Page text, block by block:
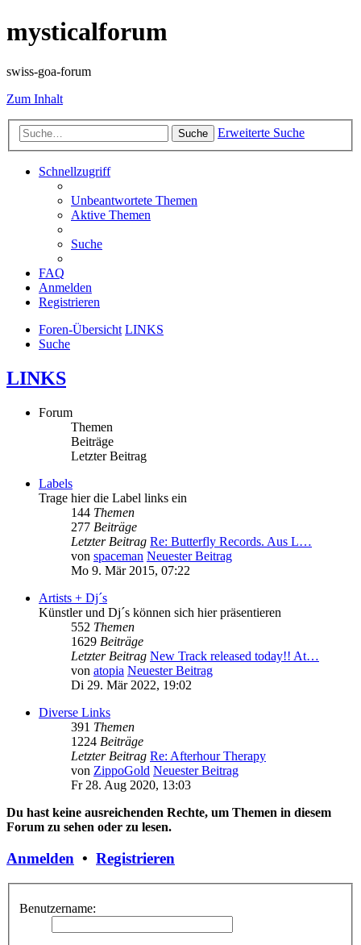
mysticalforum
swiss-goa-forum
Zum Inhalt
Suche Erweiterte Suche
Schnellzugriff
Unbeantwortete Themen
Aktive Themen
Suche
FAQ
Anmelden
Registrieren
Foren-Übersicht LINKS
Suche
LINKS
Forum
Themen
Beiträge
Letzter Beitrag
Labels
Trage hier die Label links ein
144 Themen
277 Beiträge
Letzter Beitrag Re: Butterfly Records. Aus L…
von spaceman Neuester Beitrag
Mo 9. Mär 2015, 07:22
Artists + Dj´s
Künstler und Dj´s können sich hier präsentieren
552 Themen
1629 Beiträge
Letzter Beitrag New Track released today!! At…
von atopia Neuester Beitrag
Di 29. Mär 2022, 19:02
Diverse Links
391 Themen
1224 Beiträge
Letzter Beitrag Re: Afterhour Therapy
von ZippoGold Neuester Beitrag
Fr 28. Aug 2020, 13:03
Du hast keine ausreichenden Rechte, um Themen in diesem
Forum zu sehen oder zu lesen.
Anmelden • Registrieren
Benutzername: